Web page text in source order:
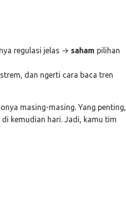
regulasi jelas → saham pilihan
dan ngerti cara baca tren
masing-masing. Yang penting,
kemudian hari. Jadi, kamu tim